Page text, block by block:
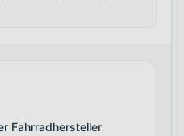
Fahrradhersteller